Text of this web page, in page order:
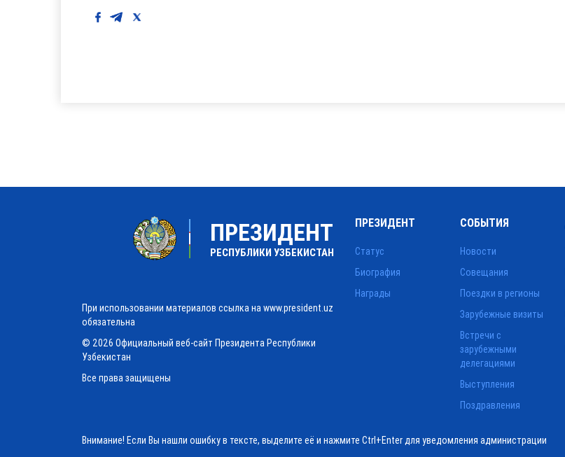
ПРЕЗИДЕНТ
РЕСПУБЛИКИ УЗБЕКИСТАН
При использовании материалов ссылка на www.president.uz
обязательна
© 2026 Официальный веб-сайт Президента Республики
Узбекистан
Все права защищены
ПРЕЗИДЕНТ
Статус
Биография
Награды
СОБЫТИЯ
Новости
Совещания
Поездки в регионы
Зарубежные визиты
Встречи с
зарубежными
делегациями
Выступления
Поздравления
Внимание! Если Вы нашли ошибку в тексте, выделите её и нажмите Ctrl+Enter для уведомления администрации